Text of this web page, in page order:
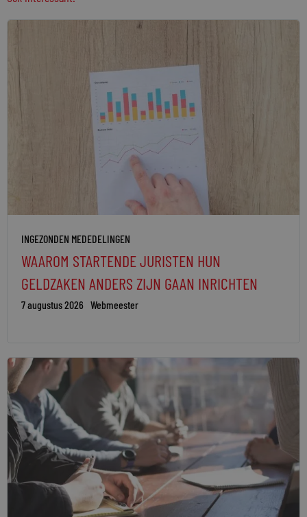
INGEZONDEN MEDEDELINGEN
WAAROM STARTENDE JURISTEN HUN
GELDZAKEN ANDERS ZIJN GAAN INRICHTEN
7 augustus 2026 Webmeester